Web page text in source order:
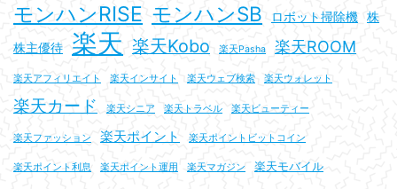
モンハンRISE モンハンSB ロボット掃除機 株
株主優待 楽天 楽天Kobo 楽天Pasha 楽天ROOM
楽天アフィリエイト 楽天インサイト 楽天ウェブ検索 楽天ウォレット
楽天カード 楽天シニア 楽天トラベル 楽天ビューティー
楽天ファッション 楽天ポイント 楽天ポイントビットコイン
楽天ポイント利息 楽天ポイント運用 楽天マガジン 楽天モバイル